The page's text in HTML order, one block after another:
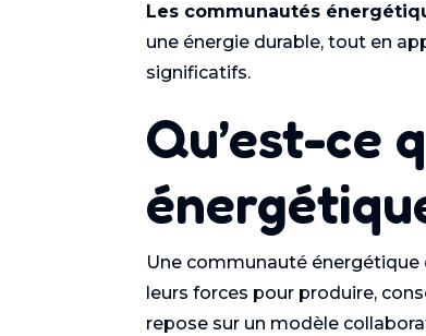
Les communautés
une énergie durable, tout en
significatifs.
Qu’est-ce
Une communauté
leurs forces pour produire,
repose sur un modèle